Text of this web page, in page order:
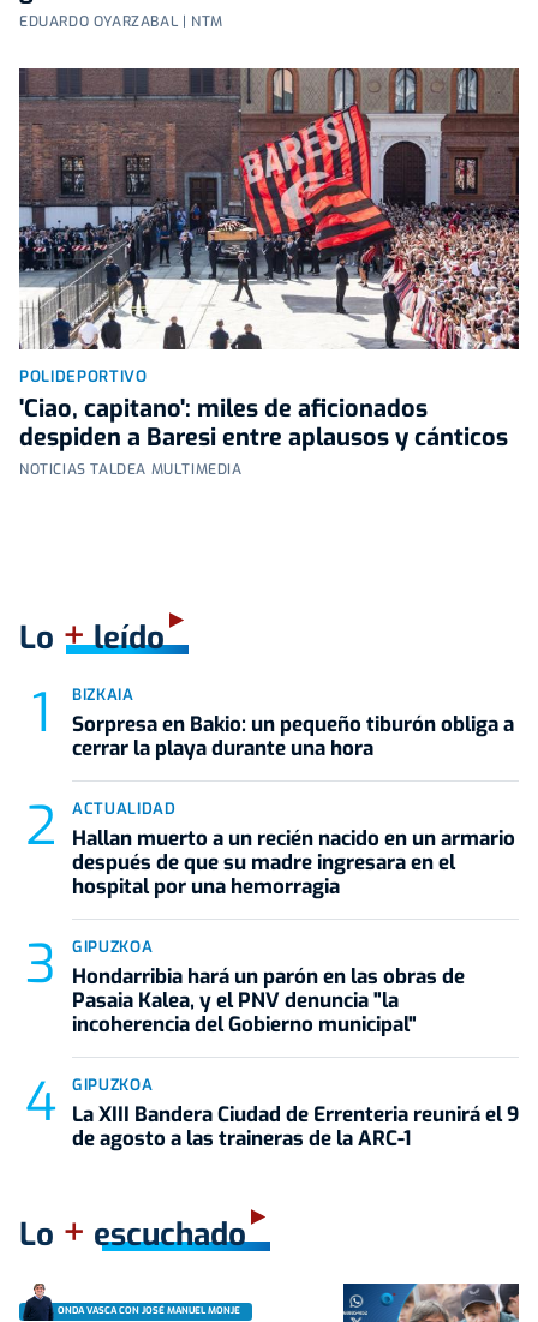
EDUARDO OYARZABAL | NTM
POLIDEPORTIVO
'Ciao, capitano': miles de aficionados
despiden a Baresi entre aplausos y cánticos
NOTICIAS TALDEA MULTIMEDIA
Lo +leído
BIZKAIA
Sorpresa en Bakio: un pequeño tiburón obliga a
cerrar la playa durante una hora
ACTUALIDAD
Hallan muerto a un recién nacido en un armario
después de que su madre ingresara en el
hospital por una hemorragia
GIPUZKOA
Hondarribia hará un parón en las obras de
Pasaia Kalea, y el PNV denuncia "la
incoherencia del Gobierno municipal"
GIPUZKOA
La XIII Bandera Ciudad de Errenteria reunirá el 9
de agosto a las traineras de la ARC-1
Lo + escuchado
ONDA VASCA CON JOSÉ MANUEL MONJE